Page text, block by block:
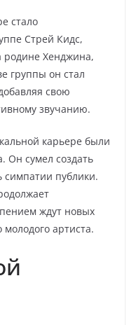
стало
Стрей Кидс,
родине Хенджина,
группы он стал
свою
звучанию.
карьере были
Он сумел создать
симпатии публики.
ждут новых
молодого артиста.